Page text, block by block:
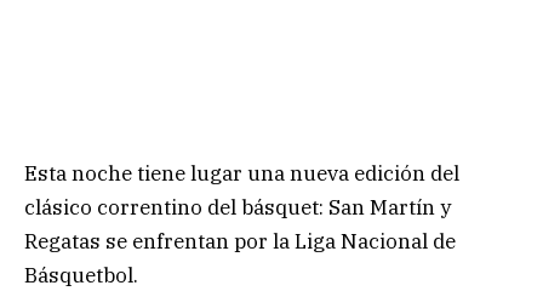
Esta noche tiene lugar una nueva edición del
clásico correntino del básquet: San Martín y
Regatas se enfrentan por la Liga Nacional de
Básquetbol.